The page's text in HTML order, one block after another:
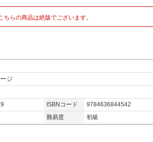
らの商品は絶版でございます。
ジ
ISBNコード
9784636844542
難易度 初級